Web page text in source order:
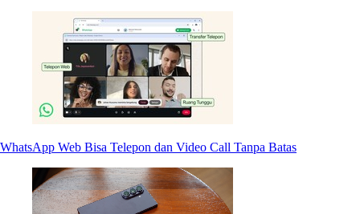
WhatsApp Web Bisa Telepon dan Video Call Tanpa Batas